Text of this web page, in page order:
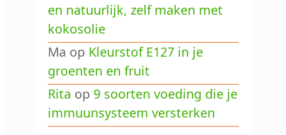
en natuurlijk, zelf maken met
kokosolie
Ma op Kleurstof E127 in je
groenten en fruit
Rita op 9 soorten voeding die je
immuunsysteem versterken